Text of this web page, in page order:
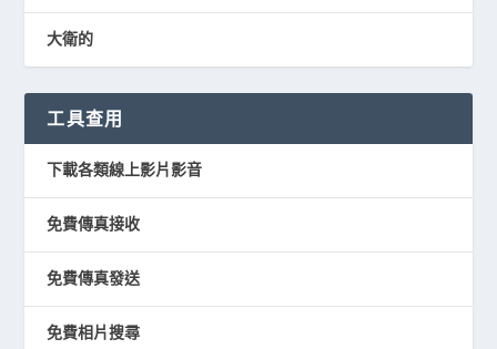
大衛的
工具查用
下載各類線上影片影音
免費傳真接收
免費傳真發送
免費相片搜尋